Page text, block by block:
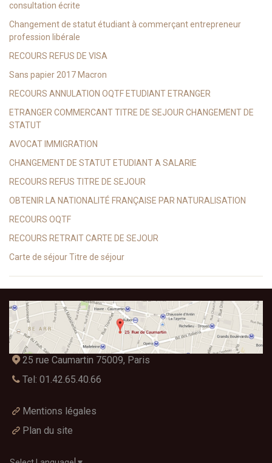
consultation écrite
Changement de statut étudiant à commerçant entrepreneur
profession libérale
RECOURS REFUS DE VISA
Sans papier 2017 Macron
RECOURS ANNULATION OQTF ETUDIANT ETRANGER
ETRANGER COMMERCANT TITRE DE SEJOUR CHANGEMENT DE
STATUT
AVOCAT IMMIGRATION
CHANGEMENT DE STATUT ETUDIANT A SALARIE
RECOURS REFUS TITRE DE SEJOUR
OBTENIR LA NATIONALITÉ FRANÇAISE PAR NATURALISATION
RECOURS OQTF
RECOURS RETRAIT CARTE DE SEJOUR
Carte de séjour Titre de séjour
25 rue Caumartin 75009, Paris
Tel: 01.42.65.40.66
Mentions légales
Plan du site